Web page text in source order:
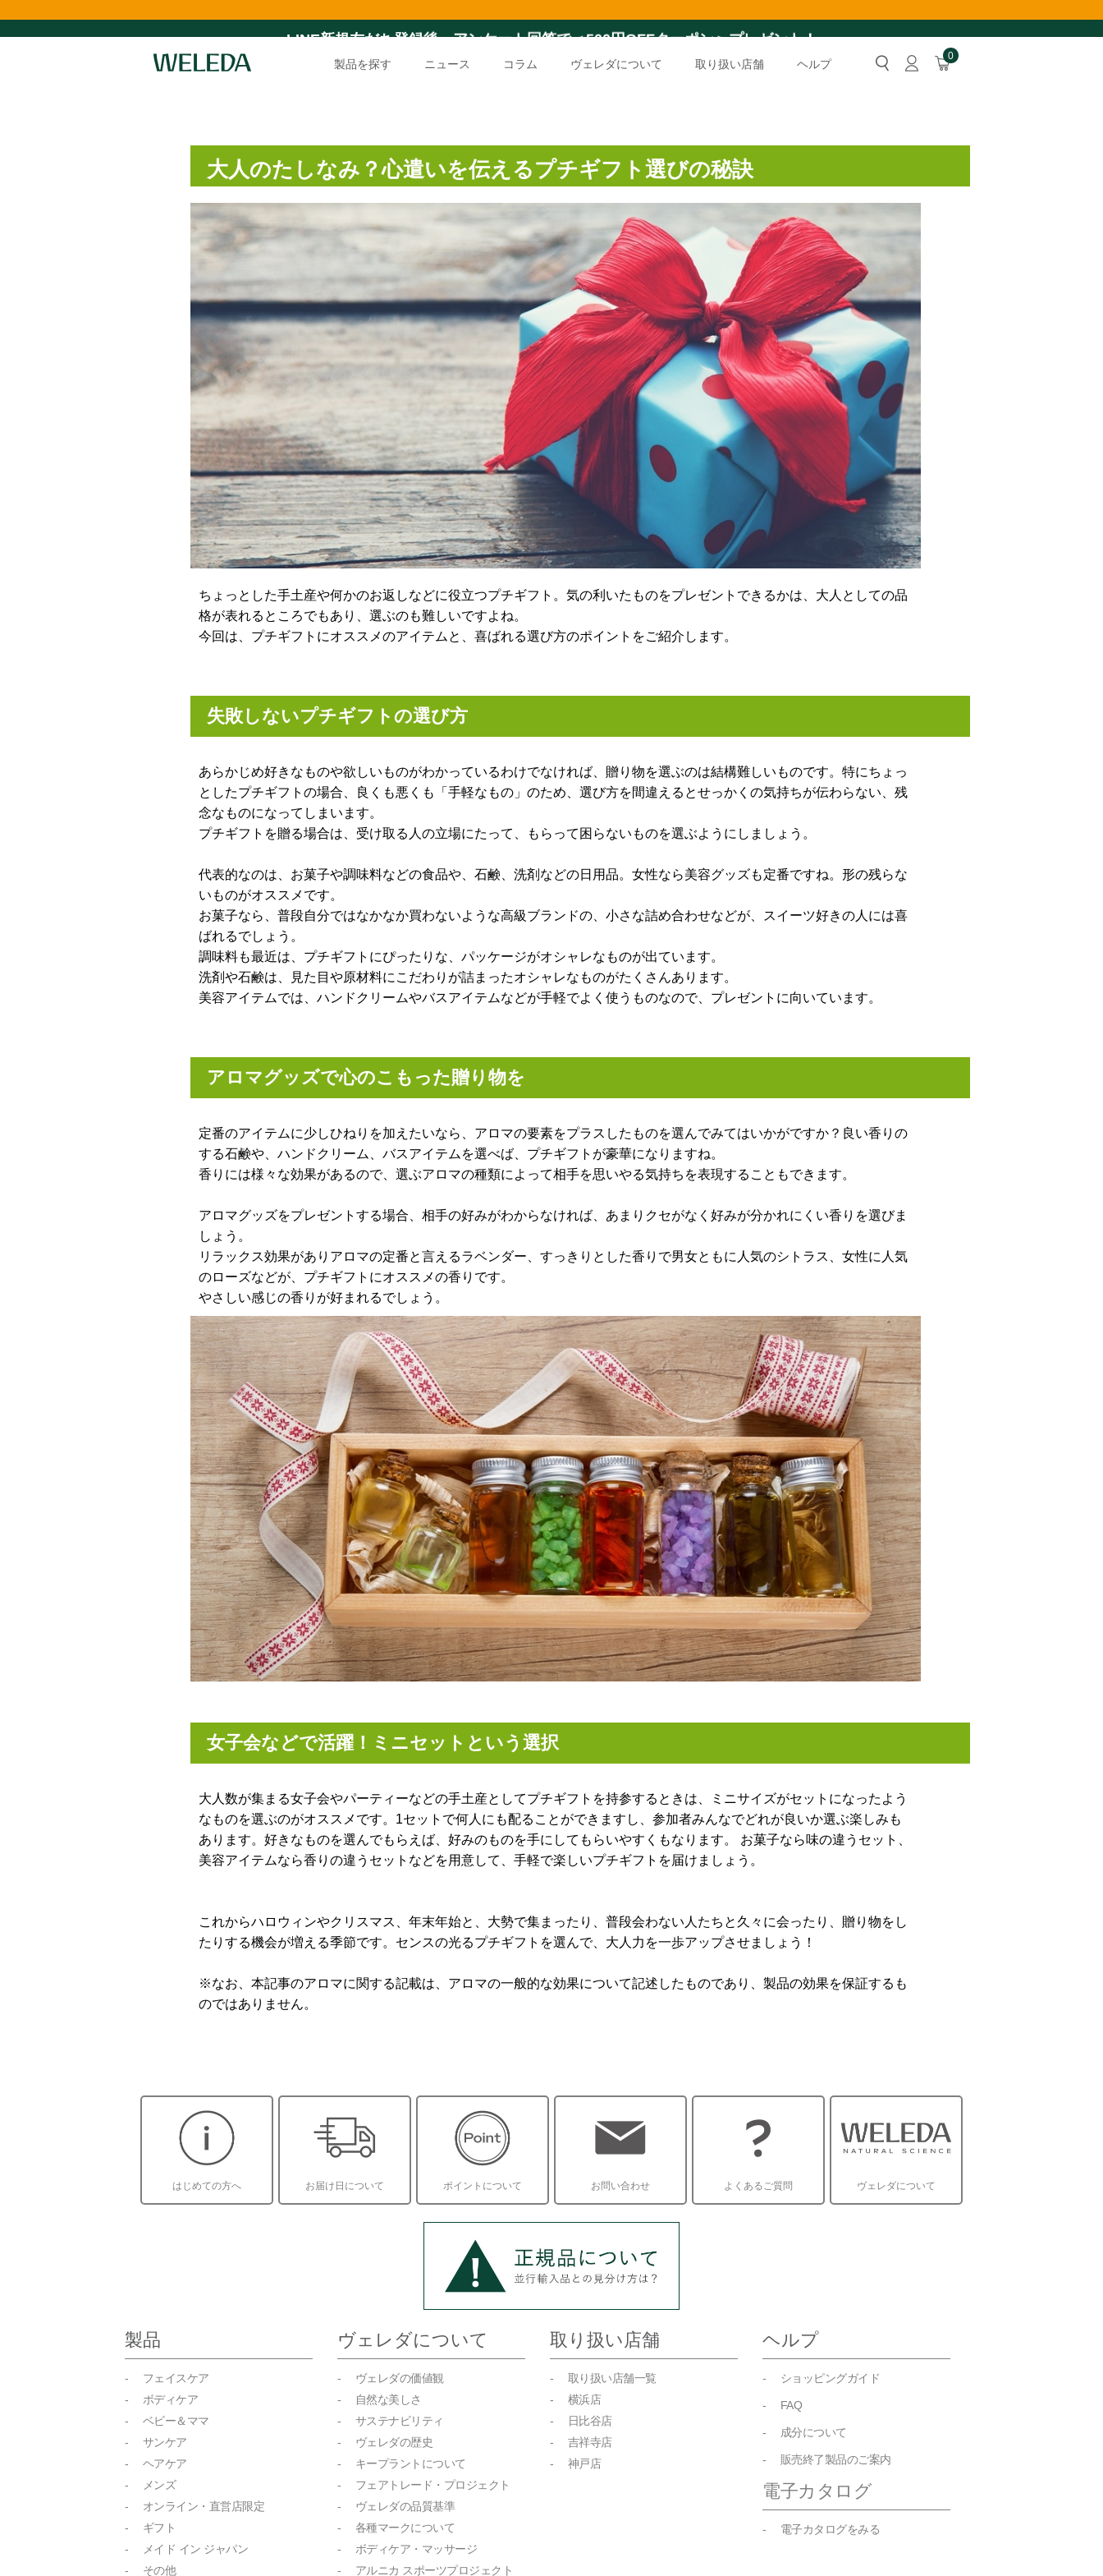
LINE新規友だち登録後、アンケート回答で＜500円OFFクーポン＞プレゼント！
0
製品を探す ニュース コラム ヴェレダについて 取り扱い店舗 ヘルプ
大人のたしなみ？心遣いを伝えるプチギフト選びの秘訣
ちょっとした手土産や何かのお返しなどに役立つプチギフト。気の利いたものをプレゼントできるかは、大人としての品
格が表れるところでもあり、選ぶのも難しいですよね。
今回は、プチギフトにオススメのアイテムと、喜ばれる選び方のポイントをご紹介します。
失敗しないプチギフトの選び方
あらかじめ好きなものや欲しいものがわかっているわけでなければ、贈り物を選ぶのは結構難しいものです。特にちょっ
としたプチギフトの場合、良くも悪くも「手軽なもの」のため、選び方を間違えるとせっかくの気持ちが伝わらない、残
念なものになってしまいます。
プチギフトを贈る場合は、受け取る人の立場にたって、もらって困らないものを選ぶようにしましょう。
代表的なのは、お菓子や調味料などの食品や、石鹸、洗剤などの日用品。女性なら美容グッズも定番ですね。形の残らな
いものがオススメです。
お菓子なら、普段自分ではなかなか買わないような高級ブランドの、小さな詰め合わせなどが、スイーツ好きの人には喜
ばれるでしょう。
調味料も最近は、プチギフトにぴったりな、パッケージがオシャレなものが出ています。
洗剤や石鹸は、見た目や原材料にこだわりが詰まったオシャレなものがたくさんあります。
美容アイテムでは、ハンドクリームやバスアイテムなどが手軽でよく使うものなので、プレゼントに向いています。
アロマグッズで心のこもった贈り物を
定番のアイテムに少しひねりを加えたいなら、アロマの要素をプラスしたものを選んでみてはいかがですか？良い香りの
する石鹸や、ハンドクリーム、バスアイテムを選べば、プチギフトが豪華になりますね。
香りには様々な効果があるので、選ぶアロマの種類によって相手を思いやる気持ちを表現することもできます。
アロマグッズをプレゼントする場合、相手の好みがわからなければ、あまりクセがなく好みが分かれにくい香りを選びま
しょう。
リラックス効果がありアロマの定番と言えるラベンダー、すっきりとした香りで男女ともに人気のシトラス、女性に人気
のローズなどが、プチギフトにオススメの香りです。
やさしい感じの香りが好まれるでしょう。
女子会などで活躍！ミニセットという選択
大人数が集まる女子会やパーティーなどの手土産としてプチギフトを持参するときは、ミニサイズがセットになったよう
なものを選ぶのがオススメです。1セットで何人にも配ることができますし、参加者みんなでどれが良いか選ぶ楽しみも
あります。好きなものを選んでもらえば、好みのものを手にしてもらいやすくもなります。 お菓子なら味の違うセット、
美容アイテムなら香りの違うセットなどを用意して、手軽で楽しいプチギフトを届けましょう。
これからハロウィンやクリスマス、年末年始と、大勢で集まったり、普段会わない人たちと久々に会ったり、贈り物をし
たりする機会が増える季節です。センスの光るプチギフトを選んで、大人力を一歩アップさせましょう！
※なお、本記事のアロマに関する記載は、アロマの一般的な効果について記述したものであり、製品の効果を保証するも
のではありません。
はじめての方へ お届け日について ポイントについて お問い合わせ よくあるご質問 ヴェレダについて
製品
- フェイスケア
- ボディケア
- ベビー＆ママ
- サンケア
- ヘアケア
- メンズ
- オンライン・直営店限定
- ギフト
- メイド イン ジャパン
- その他
ヴェレダについて
- ヴェレダの価値観
- 自然な美しさ
- サステナビリティ
- ヴェレダの歴史
- キープラントについて
- フェアトレード・プロジェクト
- ヴェレダの品質基準
- 各種マークについて
- ボディケア・マッサージ
- アルニカ スポーツプロジェクト
取り扱い店舗
- 取り扱い店舗一覧
- 横浜店
- 日比谷店
- 吉祥寺店
- 神戸店
ヘルプ
- ショッピングガイド
- FAQ
- 成分について
- 販売終了製品のご案内
電子カタログ
- 電子カタログをみる